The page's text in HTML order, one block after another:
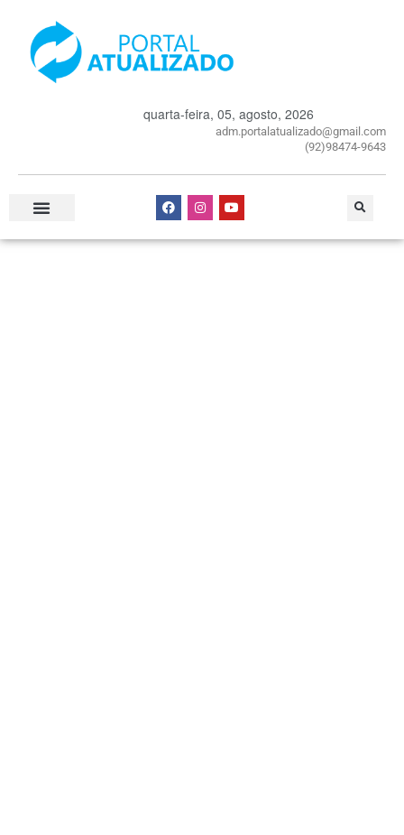
quarta-feira, 05, agosto, 2026
adm.portalatualizado@gmail.com
(92)98474-9643